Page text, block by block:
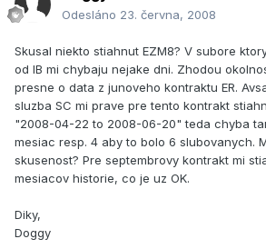
Odesláno 23. června, 2008
Skusal niekto stiahnut EZM8? V subore
od IB mi chybaju nejake dni. Zhodou
presne o data z junoveho kontraktu ER.
sluzba SC mi prave pre tento kontrakt
"2008-04-22 to 2008-06-20" teda chyba
mesiac resp. 4 aby to bolo 6 slubovanych.
skusenost? Pre septembrovy kontrakt mi
mesiacov historie, co je uz OK.
Diky,
Doggy